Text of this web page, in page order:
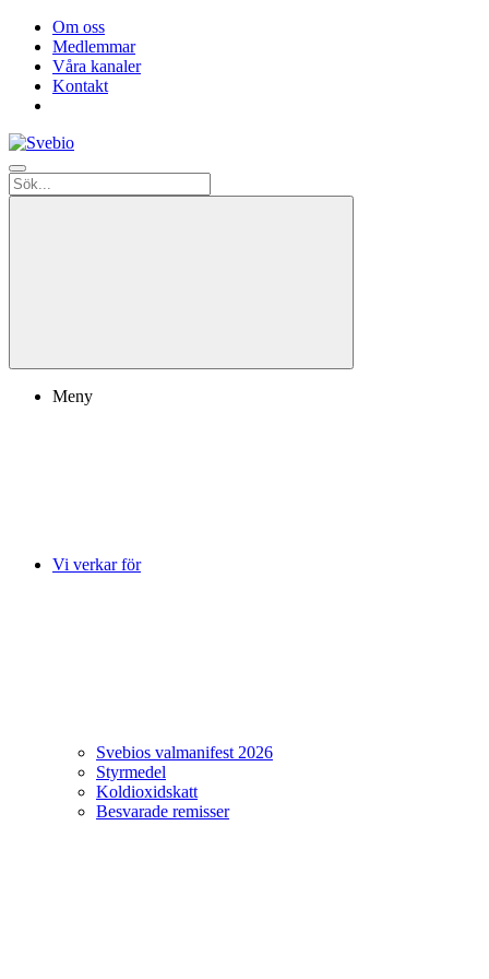
Om oss
Medlemmar
Våra kanaler
Kontakt
Meny
Vi verkar för
Svebios valmanifest 2026
Styrmedel
Koldioxidskatt
Besvarade remisser